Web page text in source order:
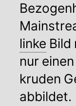
linke Bild
nur
kruden
abbildet.